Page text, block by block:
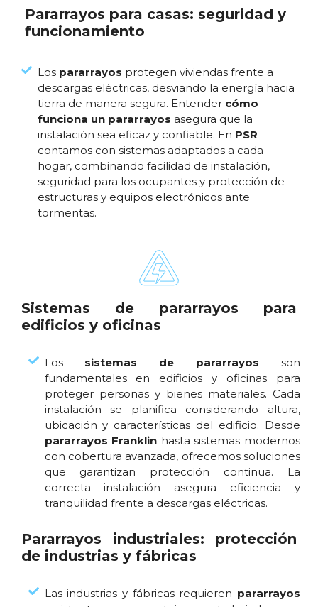
Pararrayos para casas: seguridad y
funcionamiento
Los pararrayos protegen viviendas frente a
descargas eléctricas, desviando la energía hacia
tierra de manera segura. Entender cómo
funciona un pararrayos asegura que la
instalación sea eficaz y confiable. En PSR
contamos con sistemas adaptados a cada
hogar, combinando facilidad de instalación,
seguridad para los ocupantes y protección de
estructuras y equipos electrónicos ante
tormentas.
Sistemas de pararrayos para
edificios y oficinas
Los sistemas de pararrayos son
fundamentales en edificios y oficinas para
proteger personas y bienes materiales. Cada
instalación se planifica considerando altura,
ubicación y características del edificio. Desde
pararrayos Franklin hasta sistemas modernos
con cobertura avanzada, ofrecemos soluciones
que garantizan protección continua. La
correcta instalación asegura eficiencia y
tranquilidad frente a descargas eléctricas.
Pararrayos industriales: protección
de industrias y fábricas
Las industrias y fábricas requieren pararrayos